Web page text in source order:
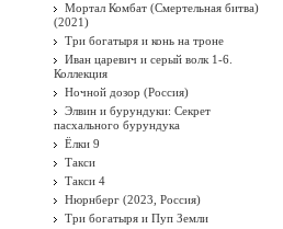
Мортал Комбат (Смертельная битва)
(2021)
Три богатыря и конь на троне
Иван царевич и серый волк 1-6.
Коллекция
Ночной дозор (Россия)
Элвин и бурундуки: Секрет
пасхального бурундука
Ёлки 9
Такси
Такси 4
Нюрнберг (2023, Россия)
Три богатыря и Пуп Земли